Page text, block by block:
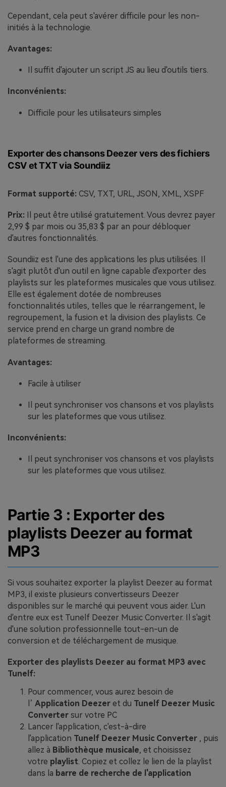
Cependant, cela peut s'avérer difficile pour les non-
initiés à la technologie.
Avantages:
Il suffit d'ajouter un script JS au lieu d'outils tiers.
Inconvénients:
Difficile pour les utilisateurs simples
Exporter des chansons Deezer vers des fichiers
CSV et TXT via Soundiiz
Format supporté: CSV, TXT, URL, JSON, XML, XSPF
Prix:
Il peut être utilisé gratuitement. Vous devrez payer
2,99 $ par mois ou 35,83 $ par an pour débloquer
d'autres fonctionnalités.
Soundiiz est l'une des applications les plus utilisées. Il
s'agit plutôt d'un outil en ligne capable d'exporter des
playlists sur les plateformes musicales que vous utilisez.
Elle est également dotée de nombreuses
fonctionnalités utiles, telles que le réarrangement, le
regroupement, la fusion et la division des playlists. Ce
service prend en charge un grand nombre de
plateformes de streaming.
Avantages:
Facile à utiliser
Il peut synchroniser vos chansons et vos playlists
sur les plateformes que vous utilisez.
Inconvénients:
Il peut synchroniser vos chansons et vos playlists
sur les plateformes que vous utilisez.
Partie 3 : Exporter des
playlists Deezer au format
MP3
Si vous souhaitez exporter la playlist Deezer au format
MP3, il existe plusieurs convertisseurs Deezer
disponibles sur le marché qui peuvent vous aider. L'un
d'entre eux est Tunelf Deezer Music Converter. Il s'agit
d'une solution professionnelle tout-en-un de
conversion et de téléchargement de musique.
Exporter des playlists Deezer au format MP3 avec
Tunelf:
Pour commencer, vous aurez besoin de
l’ Application Deezer et du Tunelf Deezer Music
Converter sur votre PC
Lancer l'application, c'est-à-dire
l'application Tunelf Deezer Music Converter , puis
allez à Bibliothèque musicale, et choisissez
votre playlist. Copiez et collez le lien de la playlist
dans la barre de recherche de l'application